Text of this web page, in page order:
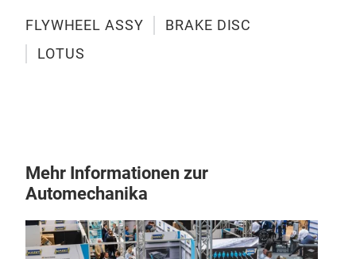
FLYWHEEL ASSY
BRAKE DISC
LOTUS
Mehr Informationen zur
Automechanika